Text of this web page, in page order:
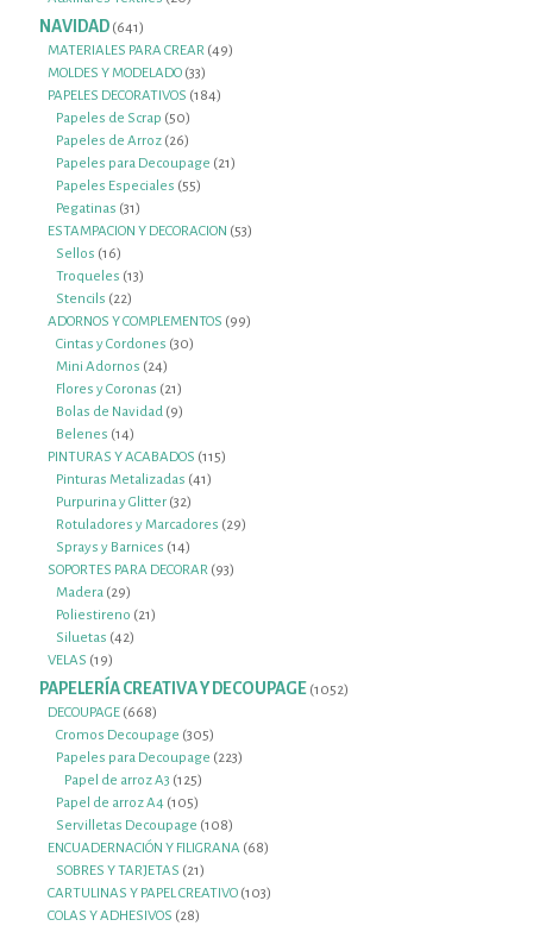
NAVIDAD 641641
productos
MATERIALES PARA CREAR 4949
MOLDES Y MODELADO 3333
productos
PAPELES DECORATIVOS 184184
Papeles de Scrap 5050
productos
Papeles de Arroz 2626
productos
Papeles para Decoupage 2121
Papeles Especiales 5555
Pegatinas 3131
productos
ESTAMPACION Y DECORACION 5353
Sellos 1616
productos
Troqueles 1313
Stencils 2222
productos
ADORNOS Y COMPLEMENTOS 9999
Cintas y Cordones 3030
Mini Adornos 2424
productos
Flores y Coronas 2121
productos
Bolas de Navidad 99
Belenes 1414
productos
PINTURAS Y ACABADOS 115115
Pinturas Metalizadas 4141
Purpurina y Glitter 3232
productos
Rotuladores y Marcadores 2929
Sprays y Barnices 1414
productos
SOPORTES PARA DECORAR 9393
Madera 2929
productos
Poliestireno 2121
Siluetas 4242
VELAS 1919
productos
PAPELERÍA CREATIVA Y DECOUPAGE 10521052
DECOUPAGE 668668
productos
Cromos Decoupage 305305
productos
Papeles para Decoupage 223223
Papel de arroz A3 125125
productos
Papel de arroz A4 105105
productos
Servilletas Decoupage 108108
productos
ENCUADERNACIÓN Y FILIGRANA 6868
SOBRES Y TARJETAS 2121
productos
CARTULINAS Y PAPEL CREATIVO 103103
COLAS Y ADHESIVOS 2828